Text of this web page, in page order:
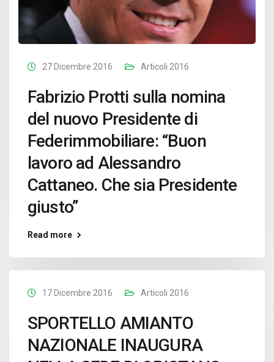
27 Dicembre 2016 Articoli 2016
Fabrizio Protti sulla nomina
del nuovo Presidente di
Federimmobiliare: “Buon
lavoro ad Alessandro
Cattaneo. Che sia Presidente
giusto”
Read more
17 Dicembre 2016 Articoli 2016
SPORTELLO AMIANTO
NAZIONALE INAUGURA